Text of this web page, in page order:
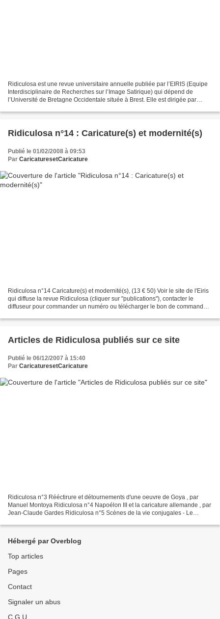
Ridiculosa est une revue universitaire annuelle publiée par l’EIRIS (Equipe
Interdisciplinaire de Recherches sur l’Image Satirique) qui dépend de
l’Université de Bretagne Occidentale située à Brest. Elle est dirigée par
Ridiculosa n°14 : Caricature(s) et modernité(s)
Publié le 01/02/2008 à 09:53
Par CaricaturesetCaricature
Ridiculosa n°14 Caricature(s) et modernité(s), (13 € 50) Voir le site de l'Eiris
qui diffuse la revue Ridiculosa (cliquer sur "publications"), contacter le
diffuseur pour commander un numéro ou télécharger le bon de commande.
Articles de Ridiculosa publiés sur ce site
Publié le 06/12/2007 à 15:40
Par CaricaturesetCaricature
Ridiculosa n°3 Rééctirure et détournements d'une oeuvre de Goya , par
Manuel Montoya Ridiculosa n°4 Napoélon III et la caricature allemande , par
Jean-Claude Gardes Ridiculosa n°5 Scènes de la vie conjugales - Le
Hébergé par Overblog
Top articles
Pages
Contact
Signaler un abus
C.G.U.